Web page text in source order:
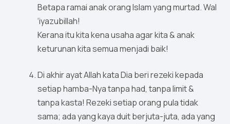
Betapa ramai anak orang Islam yang murtad. Wal
‘iyazubillah!
Kerana itu kita kena usaha agar kita & anak
keturunan kita semua menjadi baik!
Di akhir ayat Allah kata Dia beri rezeki kepada
setiap hamba-Nya tanpa had, tanpa limit &
tanpa kasta! Rezeki setiap orang pula tidak
sama; ada yang kaya duit berjuta-juta, ada yang